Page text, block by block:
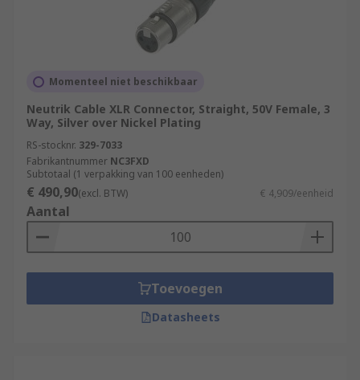
Momenteel niet beschikbaar
Neutrik Cable XLR Connector, Straight, 50V Female, 3
Way, Silver over Nickel Plating
RS-stocknr. 329-7033
Fabrikantnummer NC3FXD
Subtotaal (1 verpakking van 100 eenheden)
€ 490,90(excl. BTW) € 4,909/eenheid
Aantal
Toevoegen
Datasheets